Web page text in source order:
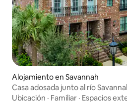
Alojamiento en Savannah
Casa adosada junto al río
Ubicación · Familiar · Espacios